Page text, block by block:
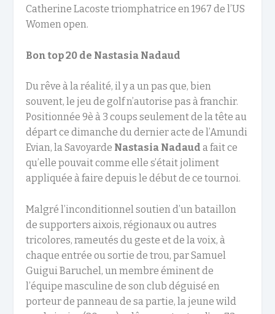
Catherine Lacoste triomphatrice en 1967 de l’US
Women open.
Bon top 20 de Nastasia Nadaud
Du rêve à la réalité, il y a un pas que, bien
souvent, le jeu de golf n’autorise pas à franchir.
Positionnée 9è à 3 coups seulement de la tête au
départ ce dimanche du dernier acte de l’Amundi
Evian, la Savoyarde Nastasia Nadaud a fait ce
qu’elle pouvait comme elle s’était joliment
appliquée à faire depuis le début de ce tournoi.
Malgré l’inconditionnel soutien d’un bataillon
de supporters aixois, régionaux ou autres
tricolores, rameutés du geste et de la voix, à
chaque entrée ou sortie de trou, par Samuel
Guigui Baruchel, un membre éminent de
l’équipe masculine de son club déguisé en
porteur de panneau de sa partie, la jeune wild